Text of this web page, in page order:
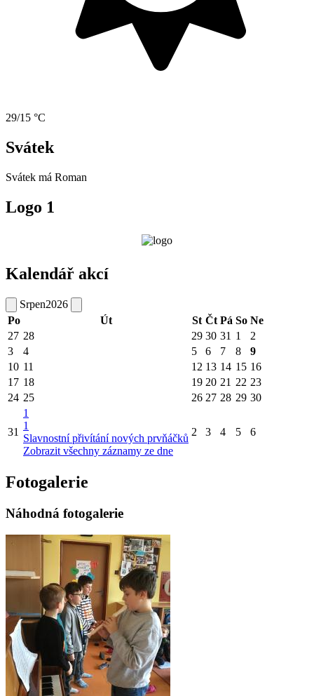
29/15 °C
Svátek
Svátek má Roman
Logo 1
Kalendář akcí
Srpen2026
Po
Út St Čt Pá So Ne
27 28 29 30 31 1
2
3
4 5 6 7 8
9
10 11 12 13 14 15 16
17 18 19 20 21 22 23
24 25 26 27 28 29 30
31
1
1
Slavnostní přivítání nových prvňáčků
Zobrazit všechny záznamy ze dne
2 3 4 5 6
Fotogalerie
Náhodná fotogalerie